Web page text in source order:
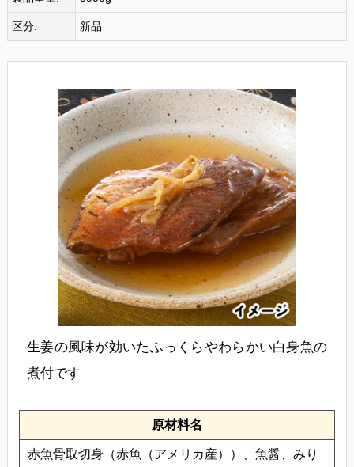
区分: 新品
生姜の風味が効いたふっくらやわらかい白身魚の
煮付です
原材料名
赤魚骨取切身（赤魚（アメリカ産））、魚醤、みり